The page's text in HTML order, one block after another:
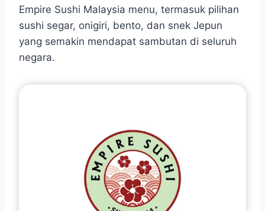
Empire Sushi Malaysia menu, termasuk pilihan
sushi segar, onigiri, bento, dan snek Jepun
yang semakin mendapat sambutan di seluruh
negara.